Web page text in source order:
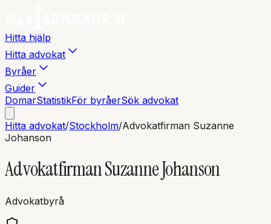
Hitta hjälp
Hitta advokat
Byråer
Guider
DomarStatistikFör byråerSök advokat
Hitta advokat/Stockholm/Advokatfirman Suzanne
Johanson
Advokatfirman Suzanne Johanson
Advokatbyrå